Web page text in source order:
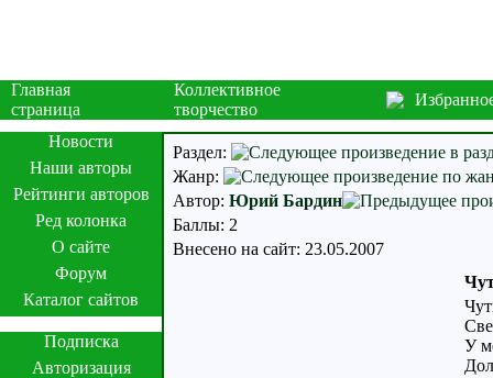
Главная
страница
Коллективное
творчество
Новости
Наши авторы
Рейтинги авторов
Ред колонка
О сайте
Форум
Каталог сайтов
Подписка
Авторизация
Раздел:
Жанр:
Автор: Юрий Бардин
Баллы: 2
Внесено на сайт: 23.05.2007
У